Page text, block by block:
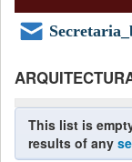
This list is
results of any